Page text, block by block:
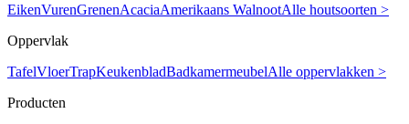
EikenVurenGrenenAcaciaAmerikaans WalnootAlle houtsoorten >
Oppervlak
TafelVloerTrapKeukenbladBadkamermeubelAlle oppervlakken >
Producten